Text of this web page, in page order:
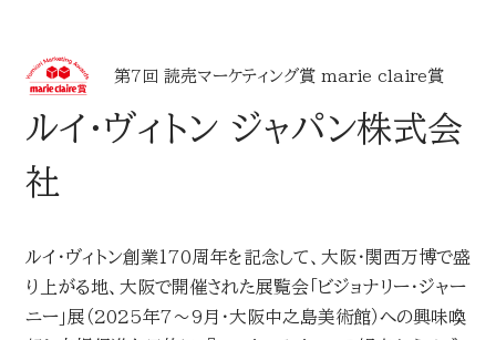
第7回 読売マーケティング賞 marie claire賞
ルイ･ヴィトン ジャパン株式会
社
ルイ･ヴィトン創業170周年を記念して、大阪・関西万博で盛
り上がる地、大阪で開催された展覧会｢ビジョナリー･ジャー
ニー｣展（2025年7～9月・大阪中之島美術館）への興味喚